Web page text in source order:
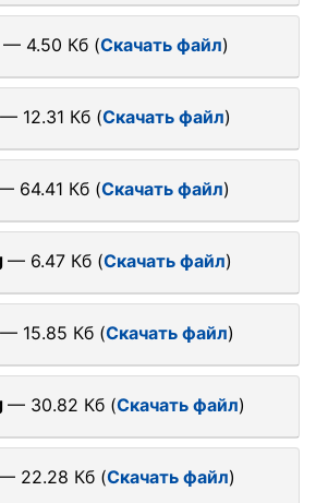
— 4.50 Кб (Скачать файл)
— 12.31 Кб (Скачать файл)
64.41 Кб (Скачать файл)
— 6.47 Кб (Скачать файл)
— 15.85 Кб (Скачать файл)
— 30.82 Кб (Скачать файл)
22.28 Кб (Скачать файл)